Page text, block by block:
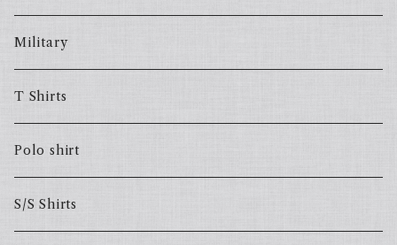
Military
T Shirts
Polo shirt
S/S Shirts